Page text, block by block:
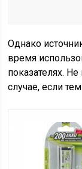
Однако
время
показателях.
случае, если